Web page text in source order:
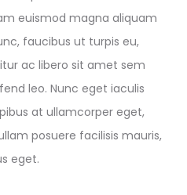
euismod magna aliquam
faucibus ut turpis eu,
ac libero sit amet sem
leo. Nunc eget iaculis
at ullamcorper eget,
posuere facilisis mauris,
eget.